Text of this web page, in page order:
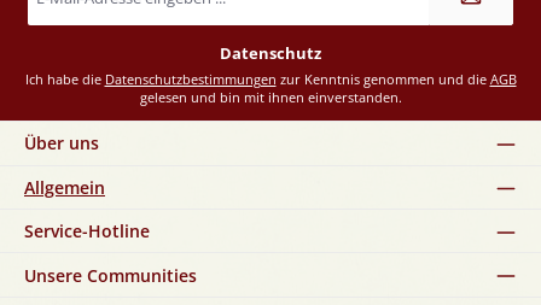
Adresse
Datenschutz
Ich habe die Datenschutzbestimmungen zur Kenntnis genommen und die AGB
gelesen und bin mit ihnen einverstanden.
Über uns
Allgemein
Service-Hotline
Unsere Communities